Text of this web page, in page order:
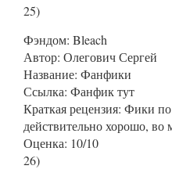
25)
Фэндом: Bleach
Автор: Олегович Сергей
Название: Фанфики
Ссылка: Фанфик тут
Краткая рецензия: Фики
действительно хорошо, во
Оценка: 10/10
26)